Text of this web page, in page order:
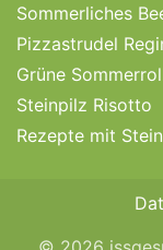
Sommerliches
Pizzastrudel
Grüne
Steinpilz Risotto
Rezepte mit